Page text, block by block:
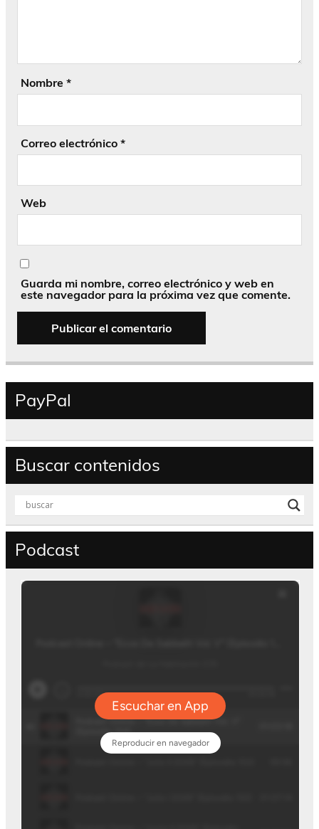
Nombre *
Correo electrónico *
Web
Guarda mi nombre, correo electrónico y web en
este navegador para la próxima vez que comente.
PayPal
Buscar contenidos
Podcast